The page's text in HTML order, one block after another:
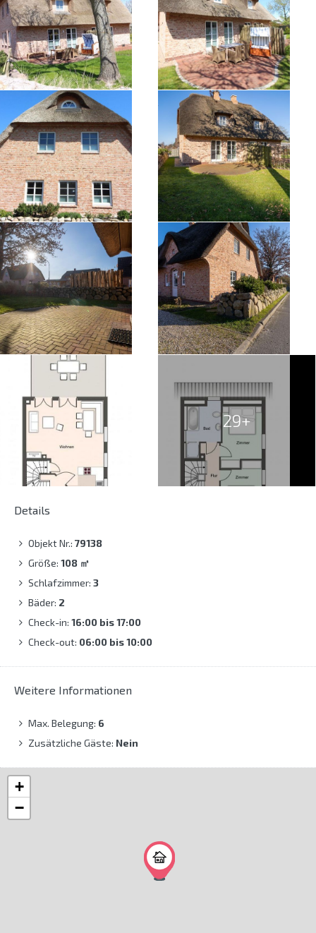
29+
Details
Objekt Nr.: 79138
Größe: 108 ㎡
Schlafzimmer: 3
Bäder: 2
Check-in: 16:00 bis 17:00
Check-out: 06:00 bis 10:00
Weitere Informationen
Max. Belegung: 6
Zusätzliche Gäste: Nein
+
−